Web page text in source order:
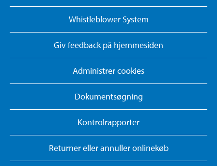
Whistleblower System
Giv feedback på hjemmesiden
Administrer cookies
Dokumentsøgning
Kontrolrapporter
Returner eller annuller onlinekøb